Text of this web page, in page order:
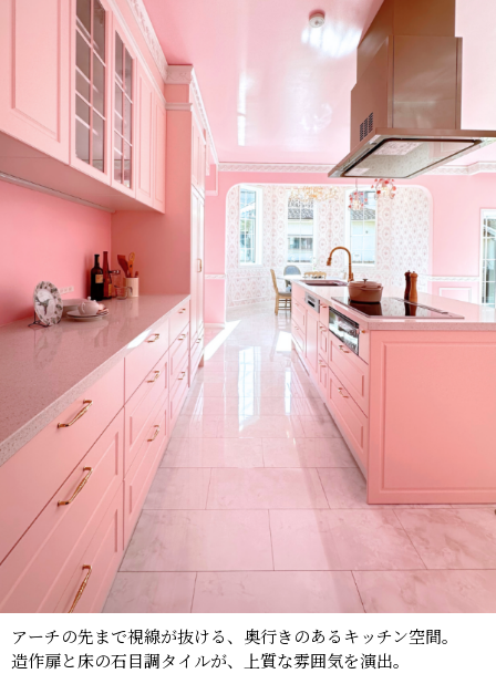
アーチの先まで視線が抜ける、奥行きのあるキッチン空間。
造作扉と床の石目調タイルが、上質な雰囲気を演出。